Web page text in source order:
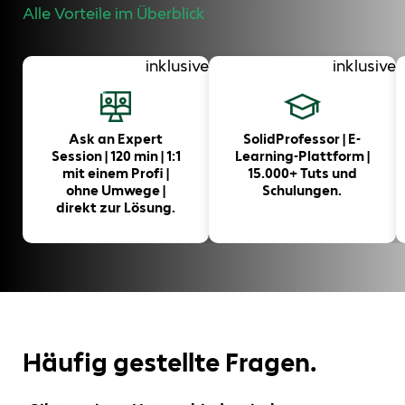
Alle Vorteile im Überblick
Ask an Expert
Session | 120 min | 1:1
mit einem Profi |
ohne Umwege |
direkt zur Lösung.
inklusive
SolidProfessor | E-
Learning-Plattform |
15.000+ Tuts und
Schulungen.
inklusive
Häufig gestellte Fragen.